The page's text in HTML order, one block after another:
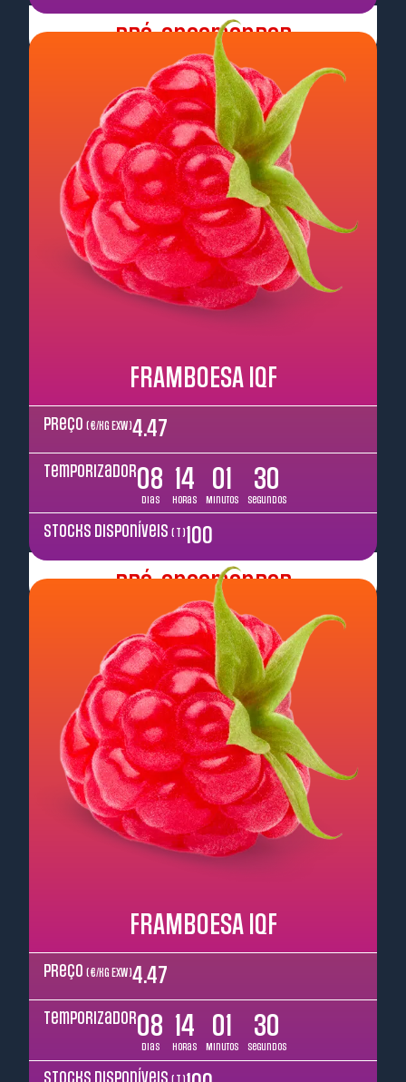
Pré-encomendar
FRAMBOESA IQF
Preço ( €/kg EXW )4.47
Temporizador08
Dias
14
Horas
01
Minutos
29
Segundos
Stocks disponíveis ( T ) 100
Pré-encomendar
FRAMBOESA IQF
Preço ( €/kg EXW )4.47
Temporizador08
Dias
14
Horas
01
Minutos
29
Segundos
Stocks disponíveis ( T )